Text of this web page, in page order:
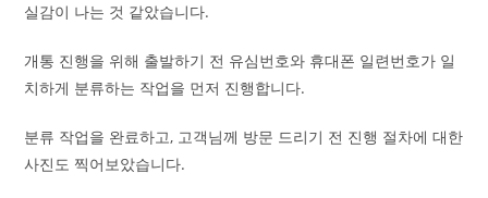
실감이 나는 것 같았습니다.
개통 진행을 위해 출발하기 전 유심번호와 휴대폰 일련번호가 일
치하게 분류하는 작업을 먼저 진행합니다.
분류 작업을 완료하고, 고객님께 방문 드리기 전 진행 절차에 대한
사진도 찍어보았습니다.